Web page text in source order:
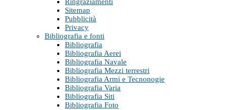
Sitemap
Pubblicità
Privacy
Bibliografia e fonti
Bibliografia
Bibliografia Aerei
Bibliografia Navale
Bibliografia Mezzi terrestri
Bibliografia Armi e Tecnonogie
Bibliografia Varia
Bibliografia Siti
Bibliografia Foto